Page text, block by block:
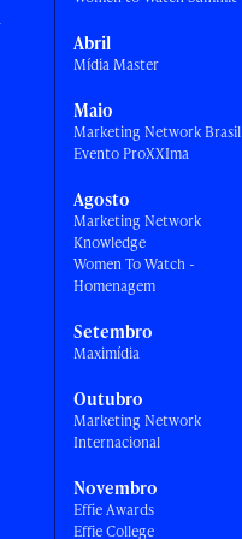
Abril
Mídia Master
Maio
Marketing Network Brasil
Evento ProXXIma
Agosto
Marketing Network
Knowledge
Women To Watch -
Homenagem
Setembro
Maximídia
Outubro
Marketing Network
Internacional
Novembro
Effie Awards
Effie College